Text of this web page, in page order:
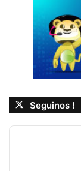
Seguinos !